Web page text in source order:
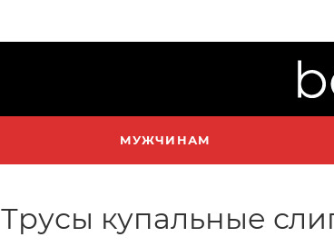
МУЖЧИНАМ
Трусы купальные